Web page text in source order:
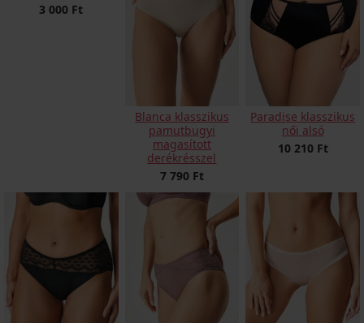
3 000 Ft
Blanca klasszikus
pamutbugyi
magasított
derékrésszel
7 790 Ft
Paradise klasszikus
női alsó
10 210 Ft